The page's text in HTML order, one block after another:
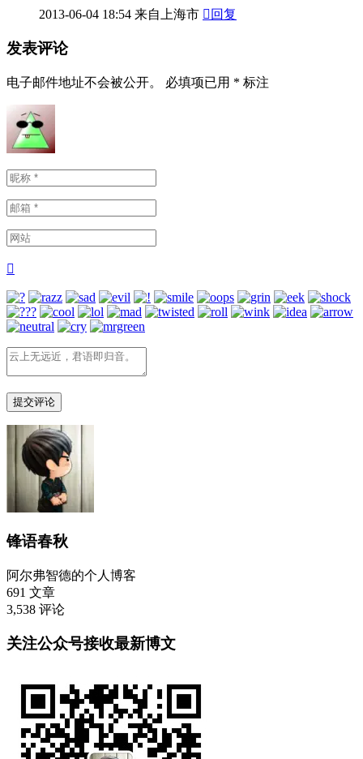
2013-06-04 18:54 来自上海市  回复
发表评论
电子邮件地址不会被公开。 必填项已用 * 标注

锋语春秋
阿尔弗智德的个人博客
691 文章
3,538 评论
关注公众号接收最新博文